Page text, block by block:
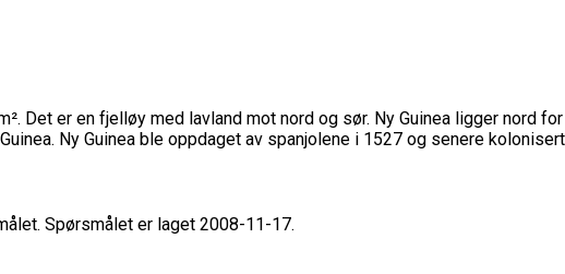
Det er en fjelløy med lavland mot nord og sør. Ny Guinea ligger nord
Ny Guinea ble oppdaget av spanjolene i 1527 og senere
Spørsmålet er laget 2008-11-17.